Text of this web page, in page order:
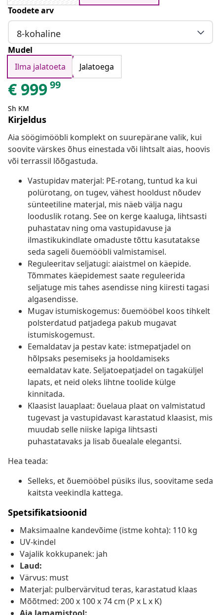
Toodete arv
8-kohaline
Mudel
Ilma jalatoeta
Jalatoega
€ 99999
Sh KM
Kirjeldus
Aia söögimööbli komplekt on suurepärane valik, kui
soovite värskes õhus einestada või lihtsalt aias, hoovis
või terrassil lõõgastuda.
Vastupidav materjal: PE-rotang, tuntud ka kui
polürotang, on tugev, vähest hooldust nõudev
sünteetiline materjal, mis näeb välja nagu
looduslik rotang. See on kerge kaaluga, lihtsasti
puhastatav ning oma vastupidavuse ja
ilmastikukindlate omaduste tõttu kasutatakse
seda sageli õuemööbli valmistamisel.
Reguleeritav seljatugi: aiaistmel on käepide.
Tõmmates käepidemest saate reguleerida
seljatuge mis tahes asendisse ning kiiresti tagasi
algasendisse.
Mugav istumiskogemus: õuemööbel koos tihkelt
polsterdatud patjadega pakub mugavat
istumiskogemust.
Eemaldatav ja pestav kate: istmepatjadel on
hõlpsaks pesemiseks ja hooldamiseks
eemaldatav kate. Seljatoepatjadel on tagaküljel
lapats, et neid oleks lihtne toolide külge
kinnitada.
Klaasist lauaplaat: õuelaua plaat on valmistatud
tugevast ja vastupidavast karastatud klaasist, mis
muudab selle niiske lapiga lihtsasti
puhastatavaks ja lisab õuealale elegantsi.
Hea teada:
Selleks, et õuemööbel püsiks ilus, soovitame seda
kaitsta veekindla kattega.
Spetsifikatsioonid
Maksimaalne kandevõime (istme kohta): 110 kg
UV-kindel
Vajalik kokkupanek: jah
Laud:
Värvus: must
Materjal: pulbervärvitud teras, karastatud klaas
Mõõtmed: 200 x 100 x 74 cm (P x L x K)